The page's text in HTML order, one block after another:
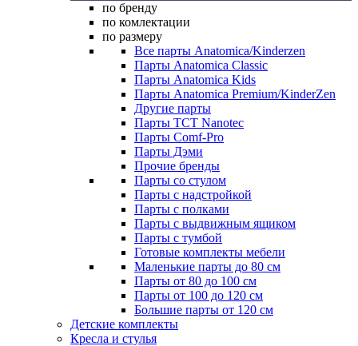
по бренду
по комлектации
по размеру
Все парты Anatomica/Kinderzen
Парты Anatomica Classic
Парты Anatomica Kids
Парты Anatomica Premium/KinderZen
Другие парты
Парты TCT Nanotec
Парты Comf-Pro
Парты Дэми
Прочие бренды
Парты со стулом
Парты с надстройкой
Парты с полками
Парты с выдвижным ящиком
Парты с тумбой
Готовые комплекты мебели
Маленькие парты до 80 см
Парты от 80 до 100 см
Парты от 100 до 120 см
Большие парты от 120 см
Детские комплекты
Кресла и стулья